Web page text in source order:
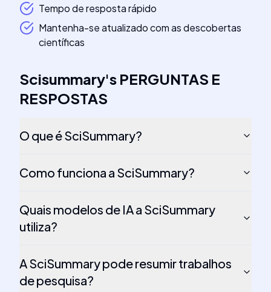
Tempo de resposta rápido
Mantenha-se atualizado com as descobertas
científicas
Scisummary's PERGUNTAS E
RESPOSTAS
O que é SciSummary?
Como funciona a SciSummary?
Quais modelos de IA a SciSummary
utiliza?
A SciSummary pode resumir trabalhos
de pesquisa?